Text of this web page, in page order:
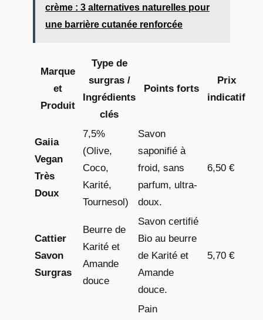
crème : 3 alternatives naturelles pour
une barrière cutanée renforcée
Marque
et
Produit
Type de
surgras /
Ingrédients
clés
Points forts
Prix
indicatif
Gaiia
Vegan
Très
Doux
7,5%
(Olive,
Coco,
Karité,
Tournesol)
Savon
saponifié à
froid, sans
parfum, ultra-
doux.
6,50 €
Cattier
Savon
Surgras
Beurre de
Karité et
Amande
douce
Savon certifié
Bio au beurre
de Karité et
Amande
douce.
5,70 €
Pain